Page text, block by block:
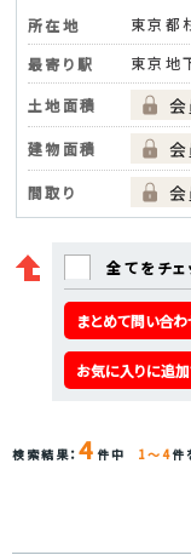
所在地
東京都
最寄り駅
東京地
土地面積
建物面積
間取り
全てをチェ
まとめて問い合わ
お気に入りに追
検索結果： 4 件中 1～4件